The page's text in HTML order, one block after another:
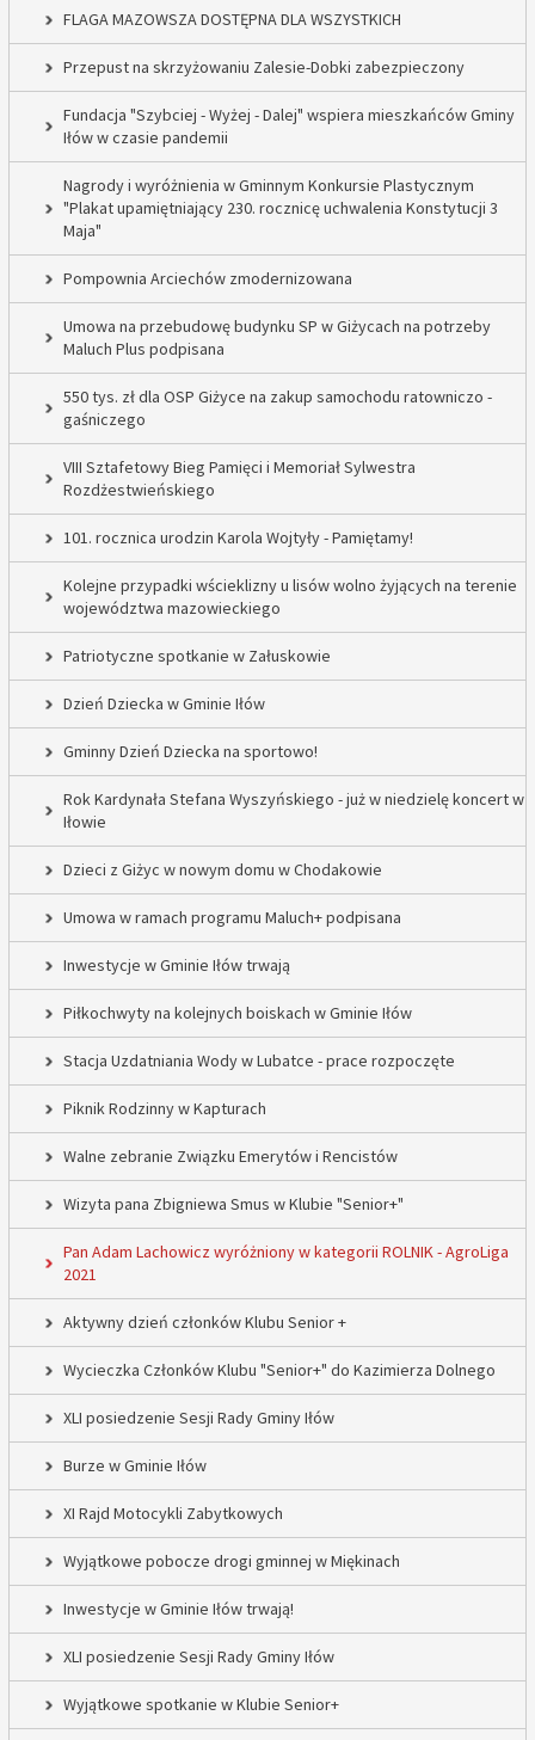
FLAGA MAZOWSZA DOSTĘPNA DLA WSZYSTKICH
Przepust na skrzyżowaniu Zalesie-Dobki zabezpieczony
Fundacja "Szybciej - Wyżej - Dalej" wspiera mieszkańców Gminy
Iłów w czasie pandemii
Nagrody i wyróżnienia w Gminnym Konkursie Plastycznym
"Plakat upamiętniający 230. rocznicę uchwalenia Konstytucji 3
Maja"
Pompownia Arciechów zmodernizowana
Umowa na przebudowę budynku SP w Giżycach na potrzeby
Maluch Plus podpisana
550 tys. zł dla OSP Giżyce na zakup samochodu ratowniczo -
gaśniczego
VIII Sztafetowy Bieg Pamięci i Memoriał Sylwestra
Rozdżestwieńskiego
101. rocznica urodzin Karola Wojtyły - Pamiętamy!
Kolejne przypadki wścieklizny u lisów wolno żyjących na terenie
województwa mazowieckiego
Patriotyczne spotkanie w Załuskowie
Dzień Dziecka w Gminie Iłów
Gminny Dzień Dziecka na sportowo!
Rok Kardynała Stefana Wyszyńskiego - już w niedzielę koncert w
Iłowie
Dzieci z Giżyc w nowym domu w Chodakowie
Umowa w ramach programu Maluch+ podpisana
Inwestycje w Gminie Iłów trwają
Piłkochwyty na kolejnych boiskach w Gminie Iłów
Stacja Uzdatniania Wody w Lubatce - prace rozpoczęte
Piknik Rodzinny w Kapturach
Walne zebranie Związku Emerytów i Rencistów
Wizyta pana Zbigniewa Smus w Klubie "Senior+"
Pan Adam Lachowicz wyróżniony w kategorii ROLNIK - AgroLiga
2021
Aktywny dzień członków Klubu Senior +
Wycieczka Członków Klubu "Senior+" do Kazimierza Dolnego
XLI posiedzenie Sesji Rady Gminy Iłów
Burze w Gminie Iłów
XI Rajd Motocykli Zabytkowych
Wyjątkowe pobocze drogi gminnej w Miękinach
Inwestycje w Gminie Iłów trwają!
XLI posiedzenie Sesji Rady Gminy Iłów
Wyjątkowe spotkanie w Klubie Senior+